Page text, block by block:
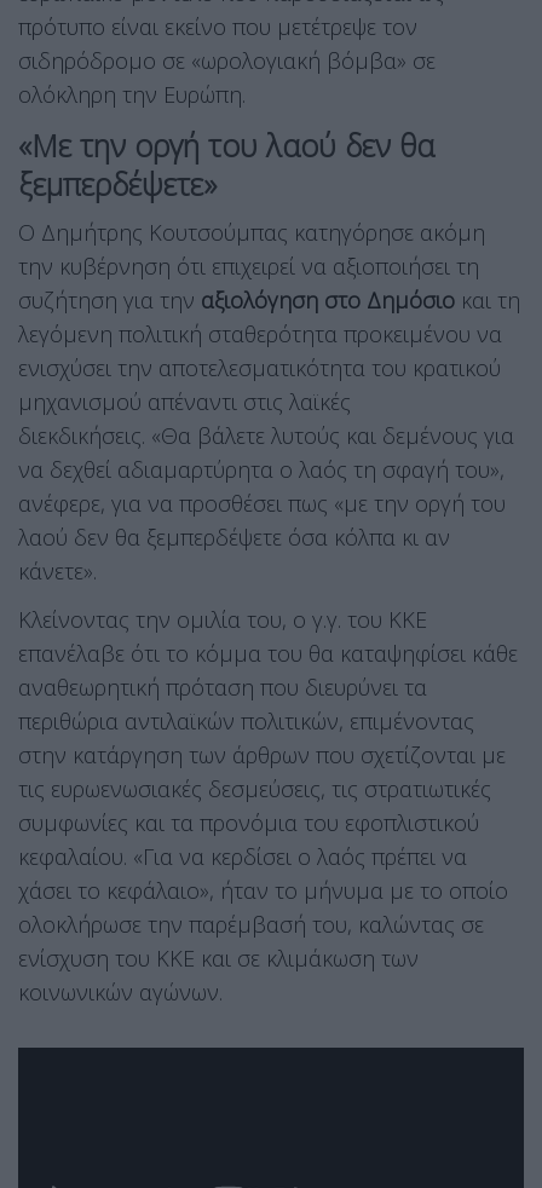
πρότυπο είναι εκείνο που μετέτρεψε τον
σιδηρόδρομο σε «ωρολογιακή βόμβα» σε
ολόκληρη την Ευρώπη.
«Με την οργή του λαού δεν θα
ξεμπερδέψετε»
Ο Δημήτρης Κουτσούμπας κατηγόρησε ακόμη
την κυβέρνηση ότι επιχειρεί να αξιοποιήσει τη
συζήτηση για την αξιολόγηση στο Δημόσιο και τη
λεγόμενη πολιτική σταθερότητα προκειμένου να
ενισχύσει την αποτελεσματικότητα του κρατικού
μηχανισμού απέναντι στις λαϊκές
διεκδικήσεις. «Θα βάλετε λυτούς και δεμένους για
να δεχθεί αδιαμαρτύρητα ο λαός τη σφαγή του»,
ανέφερε, για να προσθέσει πως «με την οργή του
λαού δεν θα ξεμπερδέψετε όσα κόλπα κι αν
κάνετε».
Κλείνοντας την ομιλία του, ο γ.γ. του ΚΚΕ
επανέλαβε ότι το κόμμα του θα καταψηφίσει κάθε
αναθεωρητική πρόταση που διευρύνει τα
περιθώρια αντιλαϊκών πολιτικών, επιμένοντας
στην κατάργηση των άρθρων που σχετίζονται με
τις ευρωενωσιακές δεσμεύσεις, τις στρατιωτικές
συμφωνίες και τα προνόμια του εφοπλιστικού
κεφαλαίου. «Για να κερδίσει ο λαός πρέπει να
χάσει το κεφάλαιο», ήταν το μήνυμα με το οποίο
ολοκλήρωσε την παρέμβασή του, καλώντας σε
ενίσχυση του ΚΚΕ και σε κλιμάκωση των
κοινωνικών αγώνων.